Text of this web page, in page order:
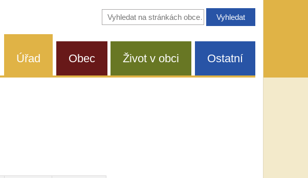
Vyhledávání
na
Úřad Obec Život v obci Ostatní